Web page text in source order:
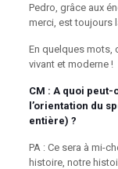
Pedro, grâce aux
merci, est toujours
En quelques mots,
vivant et moderne !
CM : A quoi peut-
l’orientation du
entière) ?
PA : Ce sera à mi-
histoire, notre